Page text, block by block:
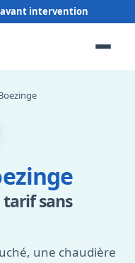
sans
une chaudière